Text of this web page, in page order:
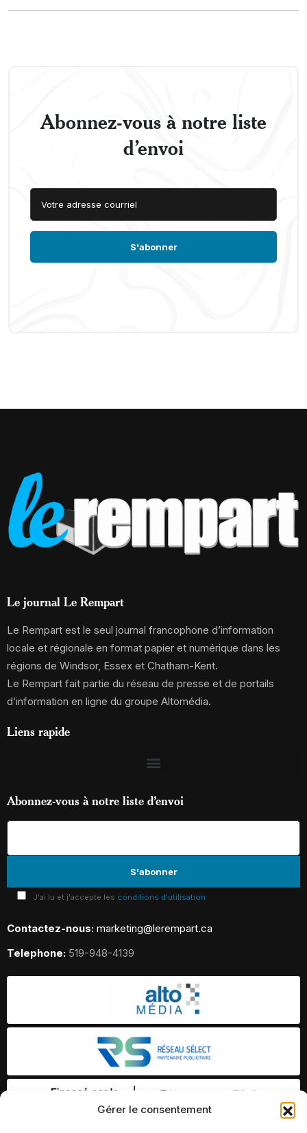
Gérer le consentement
Abonnez-vous à notre liste
d’envoi
Le journal Le Rempart
Le Rempart est le seul journal francophone d’information
locale et régionale en format papier et numérique dans les
régions de Windsor, Essex et Chatham-Kent.
Le Rempart fait partie du réseau de presse et de portails
d’information en ligne du groupe Altomédia.
Liens rapide
Abonnez-vous à notre liste d’envoi
J'ai lu et j'accepte les conditions d'utilisation
Contactez-nous: marketing@lerempart.ca
Telephone: 519-948-4139